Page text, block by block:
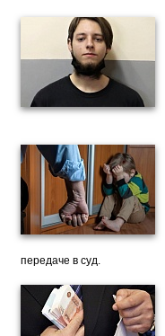
передаче в суд.